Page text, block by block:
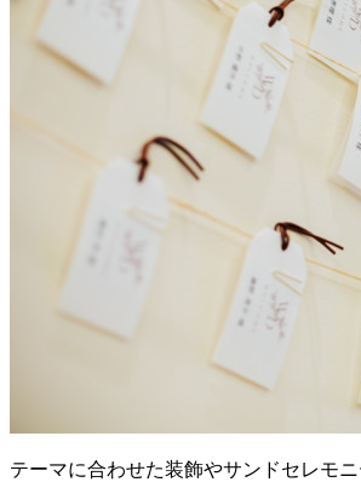
テーマに合わせた装飾やサンドセレモ